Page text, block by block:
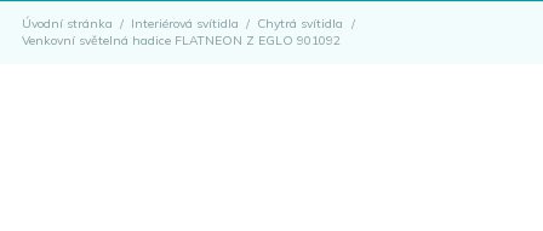
Úvodní stránka / Interiérová svítidla / Chytrá svítidla
/
Venkovní světelná hadice FLATNEON Z EGLO 901092